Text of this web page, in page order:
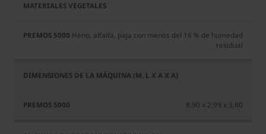
Premos
Heno, alfalfa, paja con menos del 16 % de humedad
residual
8,90 x 2,99 x 3,80